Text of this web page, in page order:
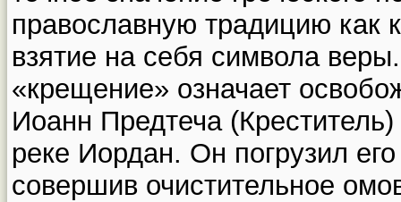
православную традицию как
взятие на себя символа
«крещение» означает
Иоанн Предтеча
реке Иордан. Он погрузил
совершив очистительное